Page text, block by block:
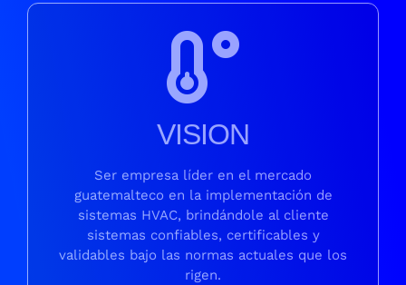
VISION
Ser empresa líder en el mercado
guatemalteco en la implementación de
sistemas HVAC, brindándole al cliente
sistemas confiables, certificables y
validables bajo las normas actuales que los
rigen.